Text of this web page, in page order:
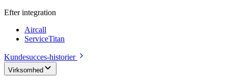
Efter integration
Aircall
ServiceTitan
Kundesucces-historier
Virksomhed